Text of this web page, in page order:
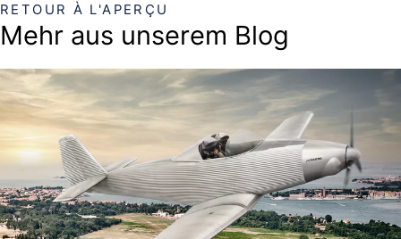
RETOUR À L'APERÇU
Mehr aus unserem Blog